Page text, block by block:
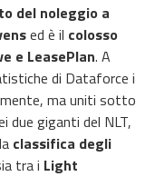
del noleggio a
ed è il colosso
e LeasePlan. A
di Dataforce i
ma uniti sotto
due giganti del NLT,
classifica degli
tra i Light